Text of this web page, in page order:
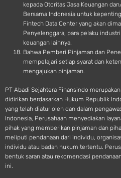
kepada Otoritas Jasa Keuangan
Bersama Indonesia untuk
Fintech Data Center yang akan
Penyelenggara, para pelaku
keuangan lainnya.
Bahwa Pemberi Pinjaman dan
mempelajari setiap syarat dan
mengajukan pinjaman.
PT Abadi Sejahtera Finansindo
didirikan berdasarkan Hukum Republik
yang telah diatur oleh dan dalam
Indonesia, Perusahaan menyediakan
pihak yang memberikan pinjaman dan
meliputi pendanaan dari individu,
individu atau badan hukum tertentu.
bentuk saran atau rekomendasi
ini.